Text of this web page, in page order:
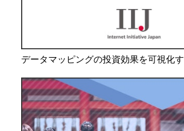
データマッピングの投資効果を可視化